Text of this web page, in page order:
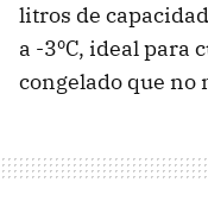
litros de
a -3ºC, ideal para
congelado que no